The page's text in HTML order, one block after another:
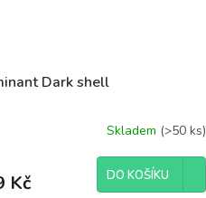
Dark shell
Skladem (>50 ks)
Kč DO KOŠÍKU